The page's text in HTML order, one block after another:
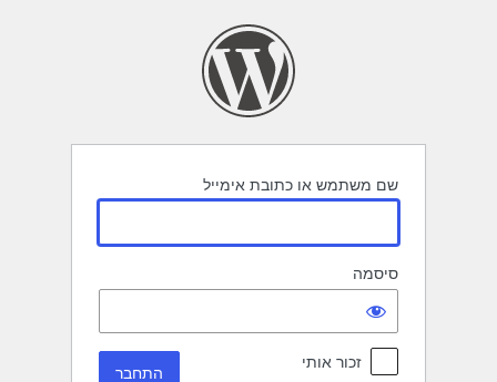
שם משתמש או כתובת אימייל
סיסמה
זכור אותי